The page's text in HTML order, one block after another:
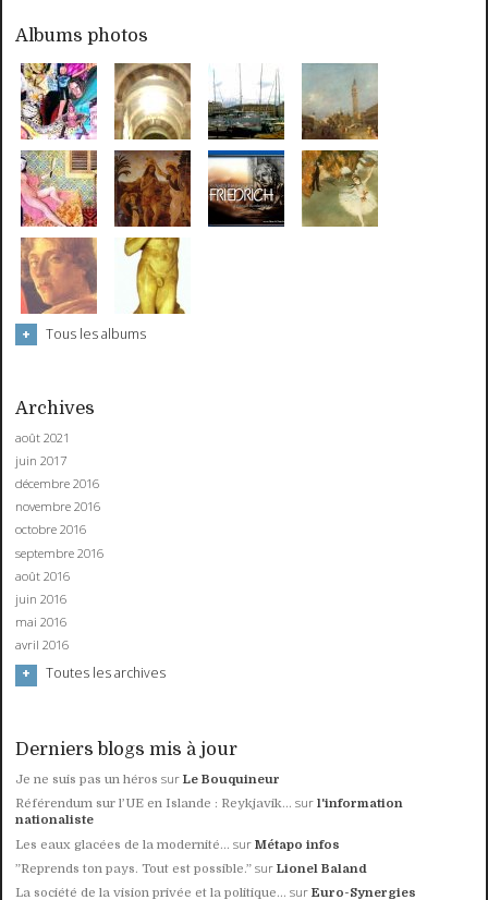
Albums photos
Tous les albums
Archives
août 2021
juin 2017
décembre 2016
novembre 2016
octobre 2016
septembre 2016
août 2016
juin 2016
mai 2016
avril 2016
Toutes les archives
Derniers blogs mis à jour
Je ne suis pas un héros surLe Bouquineur
Référendum sur l’UE en Islande : Reykjavik... surl'information
nationaliste
Les eaux glacées de la modernité... surMétapo infos
”Reprends ton pays. Tout est possible.” surLionel Baland
La société de la vision privée et la politique... surEuro-Synergies